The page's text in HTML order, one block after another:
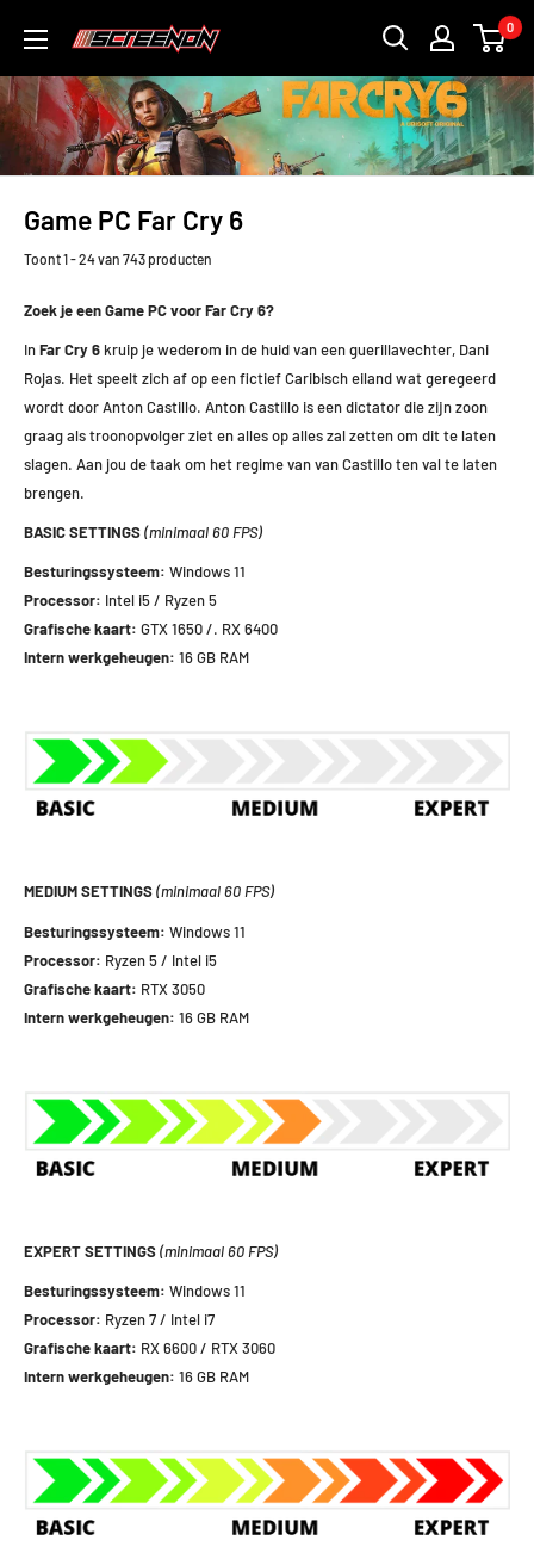
naar
ScreenOn
0
Game PC Far Cry 6
Toont 1 - 24 van 743 producten
Zoek je een Game PC voor Far Cry 6?
InFar Cry6 kruip je wederom in de huid van een guerillavechter, Dani
Rojas. Het speelt zich af op een fictief Caribisch eiland wat geregeerd
wordt door Anton Castillo. Anton Castillo is een dictator die zijn zoon
graag als troonopvolger ziet en alles op alles zal zetten om dit te laten
slagen. Aan jou de taak om het regime van van Castillo ten val te laten
brengen.
BASIC SETTINGS(minimaal 60 FPS)
Besturingssysteem: Windows 11
Processor: Intel i5 / Ryzen 5
Grafische kaart: GTX 1650 /. RX 6400
Intern werkgeheugen: 16 GB RAM
MEDIUM SETTINGS(minimaal 60 FPS)
Besturingssysteem: Windows 11
Processor: Ryzen 5 / Intel i5
Grafische kaart: RTX 3050
Intern werkgeheugen: 16 GB RAM
EXPERT SETTINGS(minimaal 60 FPS)
Besturingssysteem: Windows 11
Processor: Ryzen 7 / Intel i7
Grafische kaart: RX 6600 / RTX 3060
Intern werkgeheugen: 16 GB RAM